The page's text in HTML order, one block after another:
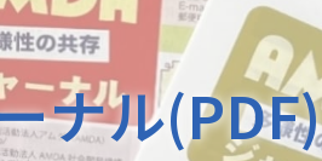
ナル(PDF)